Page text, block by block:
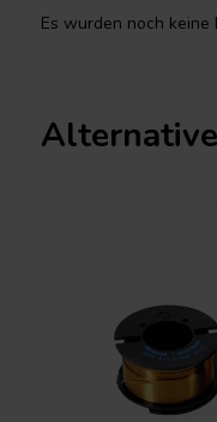
Es wurden noch